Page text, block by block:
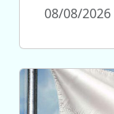
08/08/2026